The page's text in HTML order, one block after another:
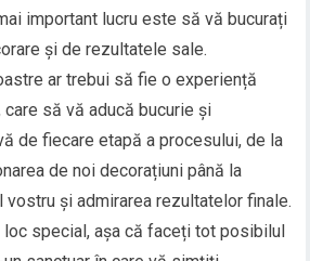
important lucru este să vă bucurați
și de rezultatele sale.
ar trebui să fie o experiență
să vă aducă bucurie și
de fiecare etapă a procesului, de la
de noi decorațiuni până la
vostru și admirarea rezultatelor finale.
special, așa că faceți tot posibilul